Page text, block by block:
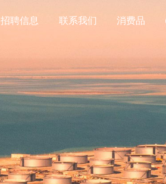
招聘信息 联系我们 消费品